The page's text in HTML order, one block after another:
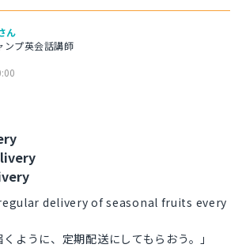
ん
ンプ英会話講師
delivery of seasonal fruits every
くように、定期配送にしてもらおう。」